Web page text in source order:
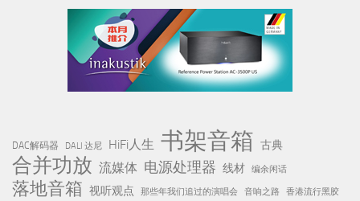
DAC解码器 DALI 达尼 HiFi人生 书架音箱 古典
合并功放 流媒体 电源处理器 线材 编余闲话
落地音箱 视听观点 那些年我们追过的演唱会 音响之路 香港流行黑胶